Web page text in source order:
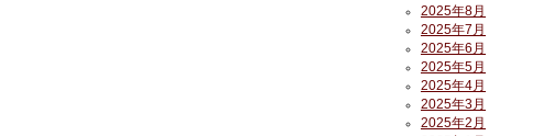
2025年8月
2025年7月
2025年6月
2025年5月
2025年4月
2025年3月
2025年2月